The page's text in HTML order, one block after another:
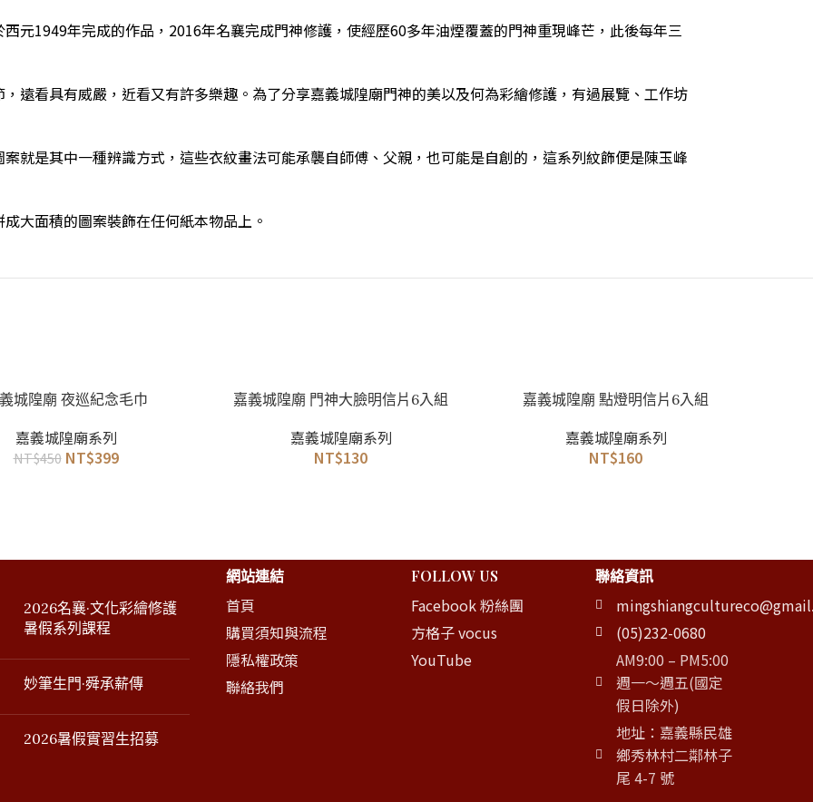
元1949年完成的作品，2016年名襄完成門神修護，使經歷60多年油煙覆蓋的門神重現峰芒，此後每年三
遠看具有威嚴，近看又有許多樂趣。為了分享嘉義城隍廟門神的美以及何為彩繪修護，有過展覽、工作坊
就是其中一種辨識方式，這些衣紋畫法可能承襲自師傅、父親，也可能是自創的，這系列紋飾便是陳玉峰
大面積的圖案裝飾在任何紙本物品上。
城隍廟 夜巡紀念毛巾
嘉義城隍廟系列
NT$450 NT$399
加入購物車
嘉義城隍廟 門神大臉明信片6入組
嘉義城隍廟系列
NT$130
加入購物車嘉義城隍廟 點燈明信片6入組
嘉義城隍廟系列
NT$160
2026名襄·文化彩繪修護
暑假系列課程
妙筆生門·舜承薪傳
2026暑假實習生招募
網站連結
首頁
購買須知與流程
隱私權政策
聯絡我們
FOLLOW US
Facebook 粉絲團
方格子 vocus
YouTube
聯絡資訊
(05)232-0680
AM9:00 – PM5:00
週一～週五(國定
假日除外)
地址：嘉義縣民雄
鄉秀林村二鄰林子
尾 4-7 號